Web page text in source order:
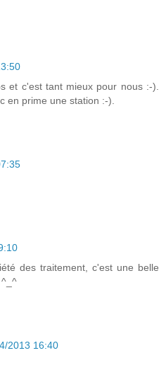
et c'est tant mieux pour nous :-).
en prime une station :-).
des traitement, c'est une belle
2013 16:40